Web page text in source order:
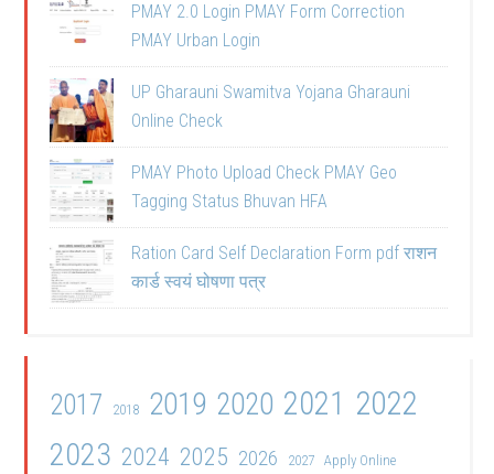
PMAY 2.0 Login PMAY Form Correction
PMAY Urban Login
UP Gharauni Swamitva Yojana Gharauni
Online Check
PMAY Photo Upload Check PMAY Geo
Tagging Status Bhuvan HFA
Ration Card Self Declaration Form pdf राशन
कार्ड स्वयं घोषणा पत्र
2017 2018 2019 2020 2021 2022
2023 2024 2025 2026 2027 Apply Online